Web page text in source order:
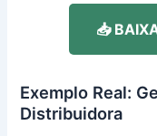
📥
Exemplo Real:
Distribuidora